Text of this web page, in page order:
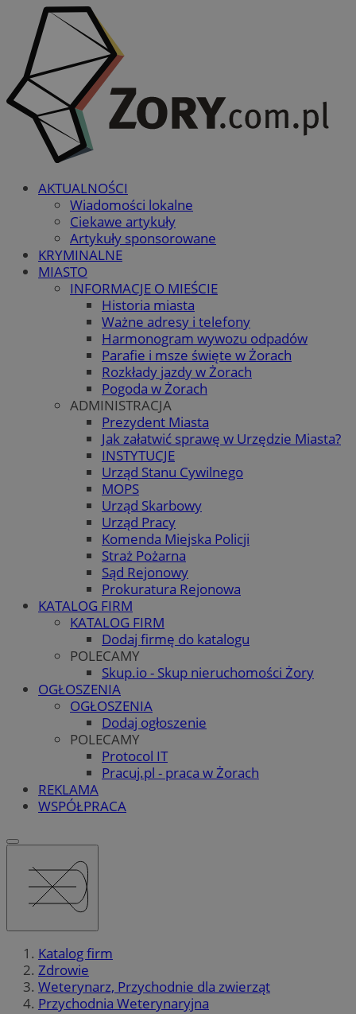
AKTUALNOŚCI
Wiadomości lokalne
Ciekawe artykuły
Artykuły sponsorowane
KRYMINALNE
MIASTO
INFORMACJE O MIEŚCIE
Historia miasta
Ważne adresy i telefony
Harmonogram wywozu odpadów
Parafie i msze święte w Żorach
Rozkłady jazdy w Żorach
Pogoda w Żorach
ADMINISTRACJA
Prezydent Miasta
Jak załatwić sprawę w Urzędzie Miasta?
INSTYTUCJE
Urząd Stanu Cywilnego
MOPS
Urząd Skarbowy
Urząd Pracy
Komenda Miejska Policji
Straż Pożarna
Sąd Rejonowy
Prokuratura Rejonowa
KATALOG FIRM
KATALOG FIRM
Dodaj firmę do katalogu
POLECAMY
Skup.io - Skup nieruchomości Żory
OGŁOSZENIA
OGŁOSZENIA
Dodaj ogłoszenie
POLECAMY
Protocol IT
Pracuj.pl - praca w Żorach
REKLAMA
WSPÓŁPRACA
Katalog firm
Zdrowie
Weterynarz, Przychodnie dla zwierząt
Przychodnia Weterynaryjna